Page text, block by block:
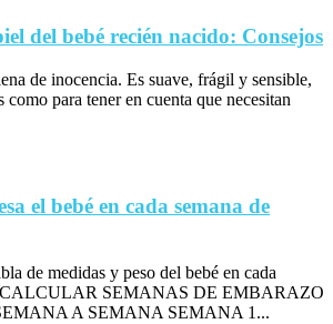
del bebé recién nacido: Consejos
de inocencia. Es suave, frágil y sensible,
como para tener en cuenta que necesitan
el bebé en cada semana de
de medidas y peso del bebé en cada
CALCULAR SEMANAS DE EMBARAZO
A SEMANA SEMANA 1...